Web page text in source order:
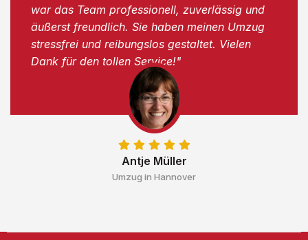
Antje Müller
Umzug in Hannover
war das Team professionell, zuverlässig und
äußerst freundlich. Sie haben meinen Umzug
stressfrei und reibungslos gestaltet. Vielen
Dank für den tollen Service!"